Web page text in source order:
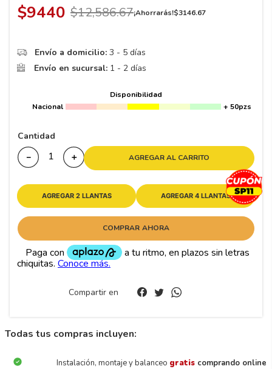
$9440 $12,586.67¡Ahorrarás!$3146.67
Envío a domicilio: 3 - 5 días
Envío en sucursal: 1 - 2 días
Disponibilidad
Nacional
+ 50pzs
Cantidad
＋
－ AGREGAR AL CARRITO
AGREGAR 2 LLANTAS AGREGAR 4 LLANTAS
COMPRAR AHORA
Compartir en
Todas tus compras incluyen:
Instalación, montaje y balanceo gratis comprando online